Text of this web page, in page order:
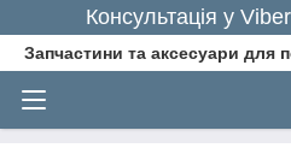
Консультація у
Запчастини та аксесуари для